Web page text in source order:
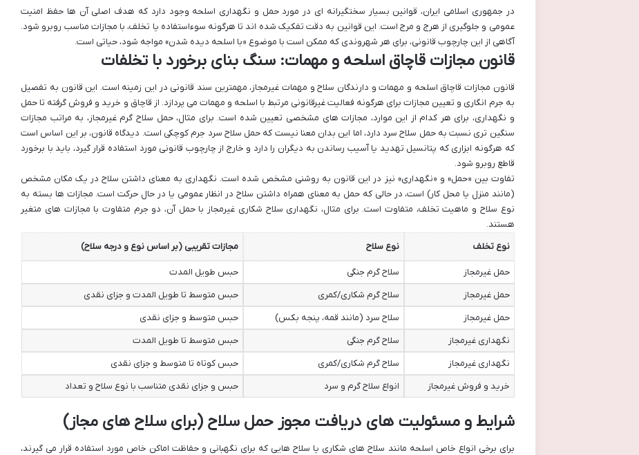
در جمهوری اسلامی ایران، قوانین بسیار سختگیرانه ای در مورد حمل و نگهداری اسلحه وجود دارد که هدف اصلی آن ها حفظ امنیت
عمومی و جلوگیری از هرج و مرج است. این قوانین به دقت تفکیک شده اند تا هرگونه سوءاستفاده یا تخلف، با مجازات مناسب روبرو شود.
آگاهی از این چارچوب قانونی، برای هر شهروندی که ممکن است با موضوع «با اسلحه دیده شدن» مواجه شود، حیاتی است.
قانون مجازات قاچاق اسلحه و مهمات: سنگ بنای برخورد با تخلفات
قانون مجازات قاچاق اسلحه و مهمات و دارندگان سلاح و مهمات غیرمجاز، مهمترین سند قانونی در این زمینه است. این قانون به تفصیل
به جرم انگاری و تعیین مجازات برای هرگونه فعالیت غیرقانونی مرتبط با اسلحه و مهمات می پردازد. از قاچاق و خرید و فروش گرفته تا حمل
و نگهداری، برای هر کدام از این موارد، مجازات های مشخصی تعیین شده است. برای مثال، حمل سلاح گرم غیرمجاز، به مراتب مجازات
سنگین تری نسبت به حمل سلاح سرد دارد، اما این بدان معنا نیست که حمل سلاح سرد جرم کوچکی است. دیدگاه قانون، بر این اساس است
که هرگونه ابزاری که پتانسیل تهدید یا آسیب رساندن به دیگران را دارد و خارج از چارچوب قانونی مورد استفاده قرار گیرد، باید با برخورد
قاطع روبرو شود.
تفاوت بین «حمل» و «نگهداری» نیز در این قانون به روشنی مشخص شده است. نگهداری به معنای داشتن سلاح در یک مکان مشخص
(مانند منزل یا محل کار) است، در حالی که حمل به معنای همراه داشتن سلاح در انظار عمومی یا در حال حرکت است. مجازات ها بسته به
نوع سلاح و ماهیت تخلف، متفاوت است. برای مثال، نگهداری سلاح شکاری غیرمجاز با حمل آن، دو جرم متفاوت با مجازات های متغیر
هستند.
نوع تخلف
نوع سلاح مجازات تقریبی (بر اساس نوع و درجه سلاح)
حمل غیرمجاز سلاح گرم جنگی
حبس طویل المدت
حمل غیرمجاز
سلاح گرم شکاری/کمری
حبس متوسط تا طویل المدت و جزای نقدی
حمل غیرمجاز
سلاح سرد (مانند قمه، پنجه بکس)
حبس متوسط و جزای نقدی
نگهداری غیرمجاز
سلاح گرم جنگی
حبس متوسط تا طویل المدت
نگهداری غیرمجاز
سلاح گرم شکاری/کمری
حبس کوتاه تا متوسط و جزای نقدی
خرید و فروش غیرمجاز
انواع سلاح گرم و سرد حبس و جزای نقدی متناسب با نوع سلاح و تعداد
شرایط و مسئولیت های دریافت مجوز حمل سلاح (برای سلاح های مجاز)
برای برخی انواع خاص اسلحه مانند سلاح های شکاری یا سلاح هایی که برای نگهبانی و حفاظت اماکن خاص مورد استفاده قرار می گیرند،